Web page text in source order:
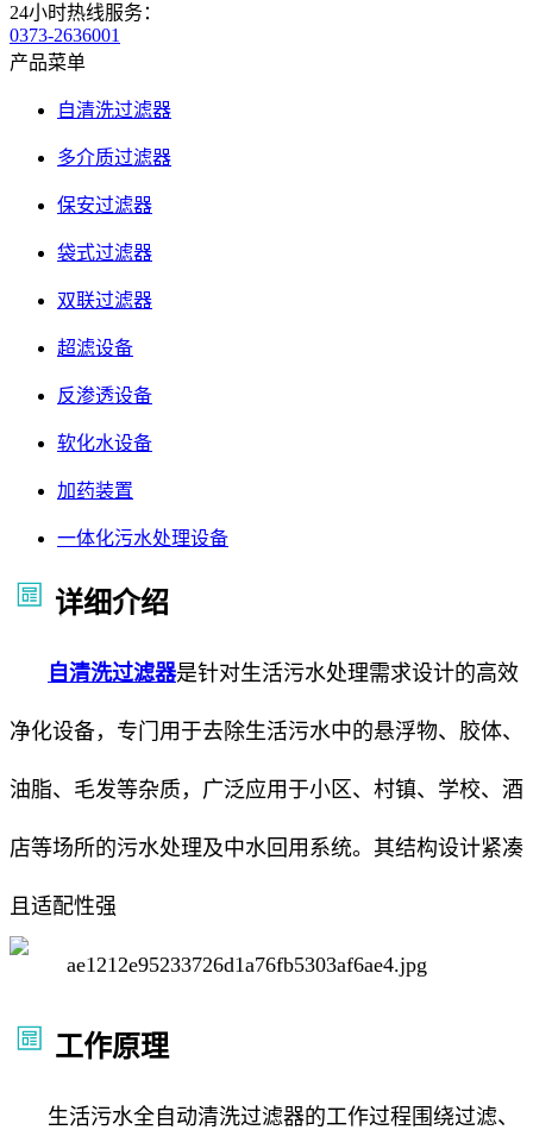
24小时热线服务：
0373-2636001
产品菜单
自清洗过滤器
多介质过滤器
保安过滤器
袋式过滤器
双联过滤器
超滤设备
反渗透设备
软化水设备
加药装置
一体化污水处理设备
详细介绍
自清洗过滤器是针对生活污水处理需求设计的高效
净化设备，专门用于去除生活污水中的悬浮物、胶体、
油脂、毛发等杂质，广泛应用于小区、村镇、学校、酒
店等场所的污水处理及中水回用系统。其结构设计紧凑
且适配性强
工作原理
生活污水全自动清洗过滤器的工作过程围绕过滤、